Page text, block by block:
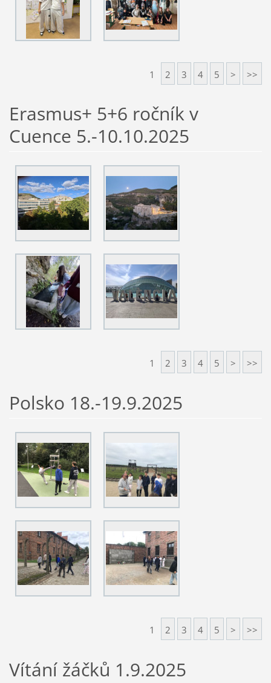
1 2 3 4 5 > >>
Erasmus+ 5+6 ročník v
Cuence 5.-10.10.2025
1 2 3 4 5 > >>
Polsko 18.-19.9.2025
1 2 3 4 5 > >>
Vítání žáčků 1.9.2025